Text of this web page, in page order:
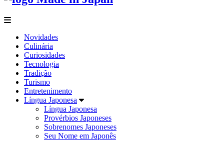
menu
Novidades
Culinária
Curiosidades
Tecnologia
Tradição
Turismo
Entretenimento
Língua Japonesa
Língua Japonesa
Provérbios Japoneses
Sobrenomes Japoneses
Seu Nome em Japonês